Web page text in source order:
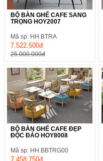
BỘ BÀN GHẾ CAFE SANG
TRỌNG HOY2007
Mã sp: HH.BTRA
7.522.500đ
25.000.000đ
BỘ BÀN GHẾ CAFE ĐẸP
ĐỘC ĐÁO HOY8008
Mã sp: HH.BBTRG00
7.458.750đ